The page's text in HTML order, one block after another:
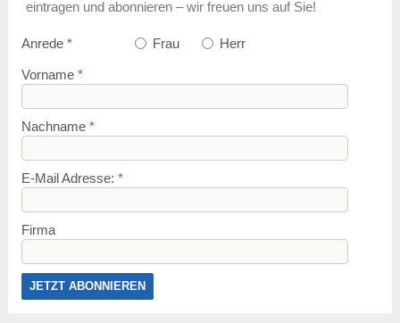
eintragen und abonnieren – wir freuen uns auf Sie!
Anrede * Frau Herr
Vorname *
Nachname *
E-Mail Adresse: *
Firma